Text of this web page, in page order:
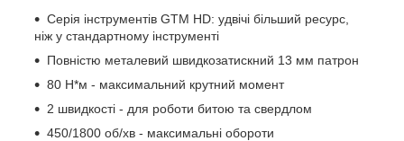
Серія інструментів GTM HD: удвічі більший ресурс,
ніж у стандартному інструменті
Повністю металевий швидкозатискний 13 мм патрон
80 Н*м - максимальний крутний момент
2 швидкості - для роботи битою та свердлом
450/1800 об/хв - максимальні обороти